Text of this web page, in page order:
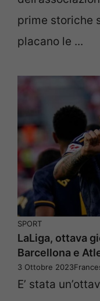
prime storiche
placano le ...
SPORT
LaLiga, ottava
Barcellona e
3 Ottobre 2023
E’ stata